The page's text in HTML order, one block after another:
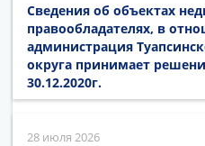
Сведения об объектах
правообладателях, в
администрация
округа принимает
30.12.2020г.
28 июля 2026